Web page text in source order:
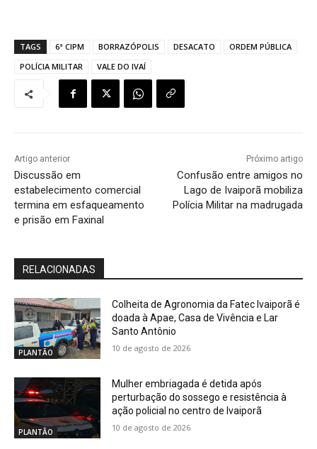
TAGS 6ª CIPM BORRAZÓPOLIS DESACATO
ORDEM PÚBLICA
POLÍCIA MILITAR
VALE DO IVAÍ
Artigo anterior
Discussão em
estabelecimento comercial
termina em esfaqueamento
e prisão em Faxinal
Próximo artigo
Confusão entre amigos no
Lago de Ivaiporã mobiliza
Polícia Militar na madrugada
RELACIONADAS
PLANTÃO
Colheita de Agronomia da Fatec Ivaiporã é
doada à Apae, Casa de Vivência e Lar
Santo Antônio
10 de agosto de 2026
PLANTÃO
Mulher embriagada é detida após
perturbação do sossego e resistência à
ação policial no centro de Ivaiporã
10 de agosto de 2026